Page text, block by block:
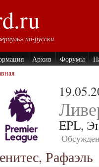
по-русски
Архив Форумы
EPL,
Рафаэль